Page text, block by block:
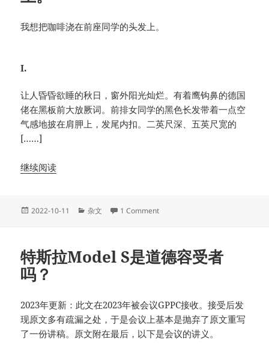
我想把咖啡浇在前座同学的头发上。
I.
让人昏昏欲睡的秋日，窗外阳光灿烂。有着鹰钩鼻的德国
佬在黑板前大放厥词。前排女同学的黑色长发带着一点空
气感地披在肩胛上，发尾内扣。二英尺深、五英尺宽的
[……]
继续阅读
Posted
2022-10-11 Categories
杂文 1 Commenton 我想把咖啡浇在前座同学的头
特斯拉Model S是道德容受者
吗？
2023年更新：此文在2023年被会议GPPC接收。接受后发
现原文多有疏漏之处，于是会议上基本是抛弃了原文重写
了一份讲稿。原文附在最后，以下是会议的讲义。